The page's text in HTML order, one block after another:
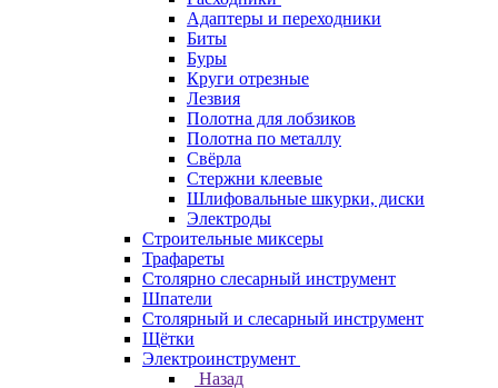
Адаптеры и переходники
Биты
Буры
Круги отрезные
Лезвия
Полотна для лобзиков
Полотна по металлу
Свёрла
Стержни клеевые
Шлифовальные шкурки, диски
Электроды
Строительные миксеры
Трафареты
Столярно слесарный инструмент
Шпатели
Столярный и слесарный инструмент
Щётки
Электроинструмент
Назад